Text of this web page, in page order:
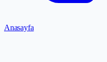
Anasayfa